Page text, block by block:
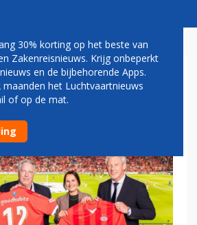
KOMENDE DRIE
VAN PSV
30% korting op het beste van
Zakenreisnieuws. Krijg onbeperkt
en de bijbehorende Apps.
het Luchtvaartnieuws
of op de mat.